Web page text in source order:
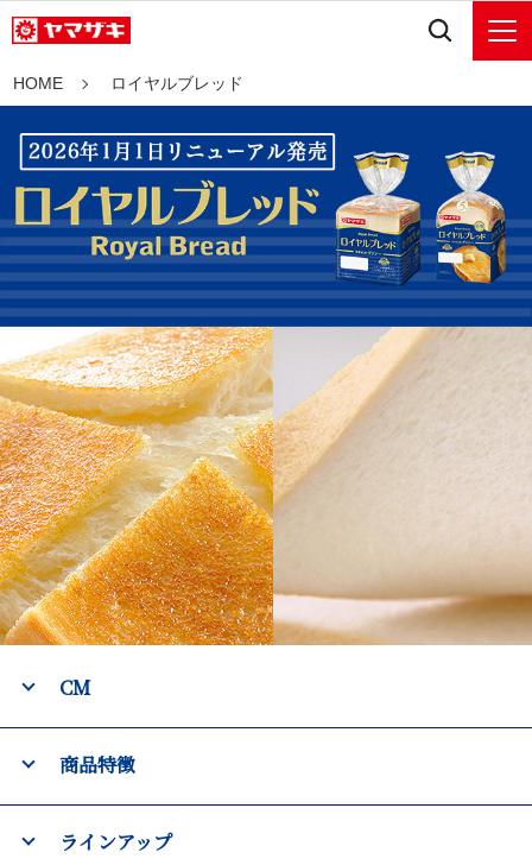
HOME ロイヤルブレッド
CM
商品特徴
ラインアップ